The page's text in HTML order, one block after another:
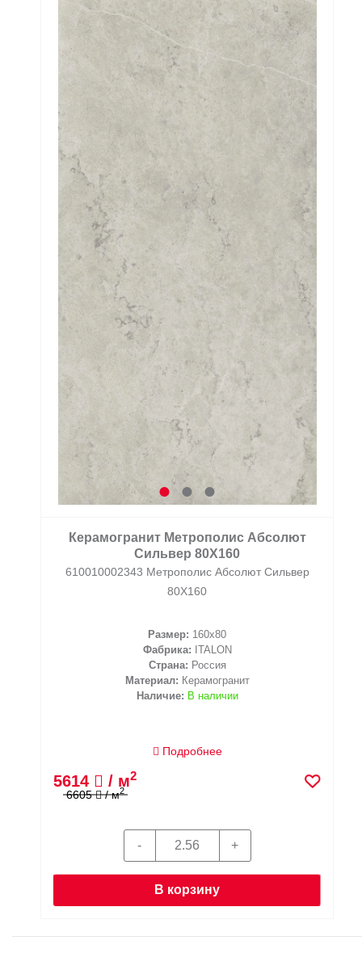
Керамогранит Метрополис Абсолют
Сильвер 80X160
610010002343 Метрополис Абсолют Сильвер
80X160
Размер: 160x80
Фабрика: ITALON
Страна: Россия
Материал: Керамогранит
Наличие: В наличии
Подробнее
5614 / м2
6605 / м2
В корзину